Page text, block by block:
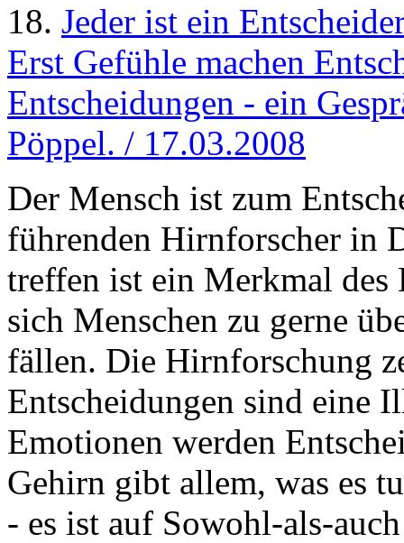
18. Jeder ist ein
Erst Gefühle machen
Entscheidungen - ein
Pöppel. / 17.03.2008
Der Mensch ist zum
führenden Hirnforscher in
treffen ist ein Merkmal des
sich Menschen zu gerne
fällen. Die Hirnforschung
Entscheidungen sind eine
Emotionen werden
Gehirn gibt allem, was es
- es ist auf Sowohl-als-